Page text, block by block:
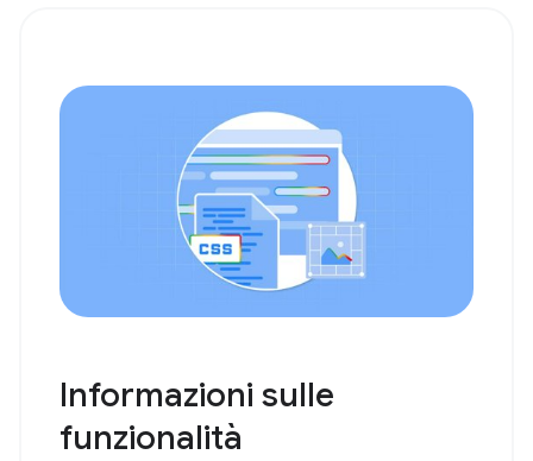
Informazioni sulle
funzionalità